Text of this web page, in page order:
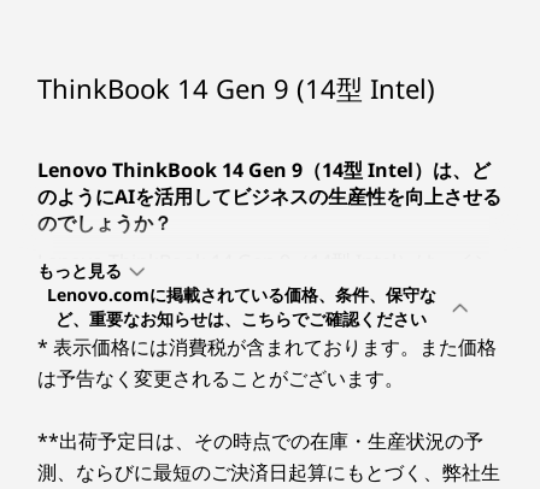
パートナーシップの提携
LenovoとFIFA World Cup™ が、スポーツ
とイノベーションの頂点でタッグを組み
の外でも卓越性を称え、世界最大の舞台
にSmarterテクノロジーと比類のないグロ
ーバルな影響力をもたらします。
FIFA
ント
インテル®Core™ Ultra 5 プロセッサー 332
セキュリティ・チップ(TPM)
あり
その他のセキュリティ機能
パワーオン パスワード、ハードディスク パスワード、ス
ーパーバイザー パスワード、ユーザー パスワード、ケー
ブルロックスロット（2.5x6mm）
メモリー*
スロット: 16GB/32GB 最大32GB(DDR5)
-Thunderbolt 4 (Type-C/USB4/USB PD/DP Alt Mode)
USB 5Gbps (Type-A/USB 3.2 Gen 1/Always On)
-HDMI
-Thunderbolt 4 (Type-C/USB4/USB PD/DP Alt Mode)
ThinkBook 14 Gen 9 (14型 Intel)
Lenovo ThinkBook 14 Gen 9（14型 Intel）は、どのよう
Lenovo ThinkBook 14 Gen 9（14型 Intel）は、ど
のようにAIを活用してビジネスの生産性を向上させる
のでしょうか？
Lenovo ThinkBook 14 Gen 9（14型 Intel）は、イン
テリジェントなワークフローを加速するために設計さ
れたCopilot+ PCです。 オンデバイスAIを活用するこ
とで、日常業務の自動化、コンテンツの生成、ドキュ
メントの要約を実現し、煩雑な作業に煩わされること
なく、重要なビジネス判断に集中できます。
モートワークやハイブリッドワーク環境に適していま
すか？
もっと見る
Lenovo.comに掲載されている価格、条件、保守な
ど、重要なお知らせは、こちらでご確認ください
* 表示価格には消費税が含まれております。また価格
は予告なく変更されることがございます。
**出荷予定日は、その時点での在庫・生産状況の予
測、ならびに最短のご決済日起算にもとづく、弊社生